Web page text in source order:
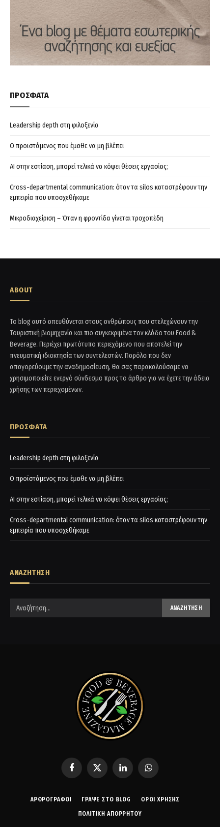
ΠΡΟΣΦΑΤΑ
Leadership depth στη φιλοξενία
Ο προϊστάμενος που έμαθε να μη βλέπει
AI στην εστίαση, μπορεί τελικά να κόψει θέσεις εργασίας;
Cross-departmental communication: όταν τα silos καταστρέφουν την
εμπειρία που υποσχεθήκαμε
Μικροδιαχείριση – Όταν η φροντίδα γίνεται τροχοπέδη
ABOUT
Το blog αυτό απευθύνεται στους ανθρώπους που στελεχώνουν την
Τουριστική βιομηχανία και πιο συγκεκριμένα τον κλάδο του Food &
Beverage. Περιέχει πρωτότυπο περιεχόμενο που αποτελεί την
πνευματική ιδιοκτησία των συντελεστών. Παρόλο που δεν
απαγορεύουμε την αναδημοσίευση, θα σας παρακαλούσαμε να
χρησιμοποιείτε ενεργό σύνδεσμο προς το άρθρο για να έχετε την άδεια
χρήσης των περιεχομένων.
ΠΡΟΣΦΑΤΑ
Leadership depth στη φιλοξενία
Ο προϊστάμενος που έμαθε να μη βλέπει
AI στην εστίαση, μπορεί τελικά να κόψει θέσεις εργασίας;
Cross-departmental communication: όταν τα silos καταστρέφουν την
εμπειρία που υποσχεθήκαμε
ΑΝΑΖΗΤΗΣΗ
FacebookX
LinkedIn WhatsApp
ΑΡΘΡΟΓΡΑΦΟΙ ΓΡΆΨΕ ΣΤΟ BLOG ΌΡΟΙ ΧΡΉΣΗΣ
ΠΟΛΙΤΙΚΉ ΑΠΟΡΡΉΤΟΥ